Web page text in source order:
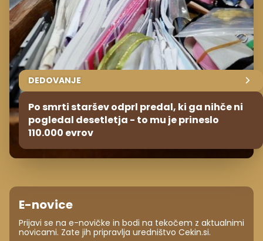
DEDOVANJE
Po smrti staršev odprl predal, ki ga nihče ni
pogledal desetletja - to mu je prineslo
110.000 evrov
E-novice
Prijavi se na e-novičke in bodi na tekočem z aktualnimi
novicami. Zate jih pripravlja uredništvo Cekin.si.